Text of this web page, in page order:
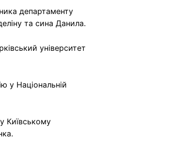
департаменту
та сина Данила.
університет
у Національній
Київському